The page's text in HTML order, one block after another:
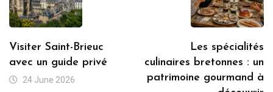
Visiter Saint-Brieuc
avec un guide privé
24 June 2026
Les spécialités
culinaires bretonnes : un
patrimoine gourmand à